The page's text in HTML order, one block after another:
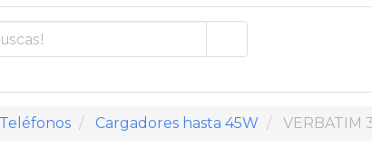
Cargadores hasta 45W VERBATIM